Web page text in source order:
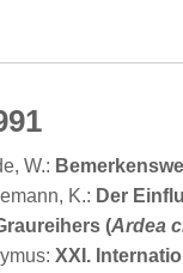
W.:
K.: Der
(Ardea
XXI.